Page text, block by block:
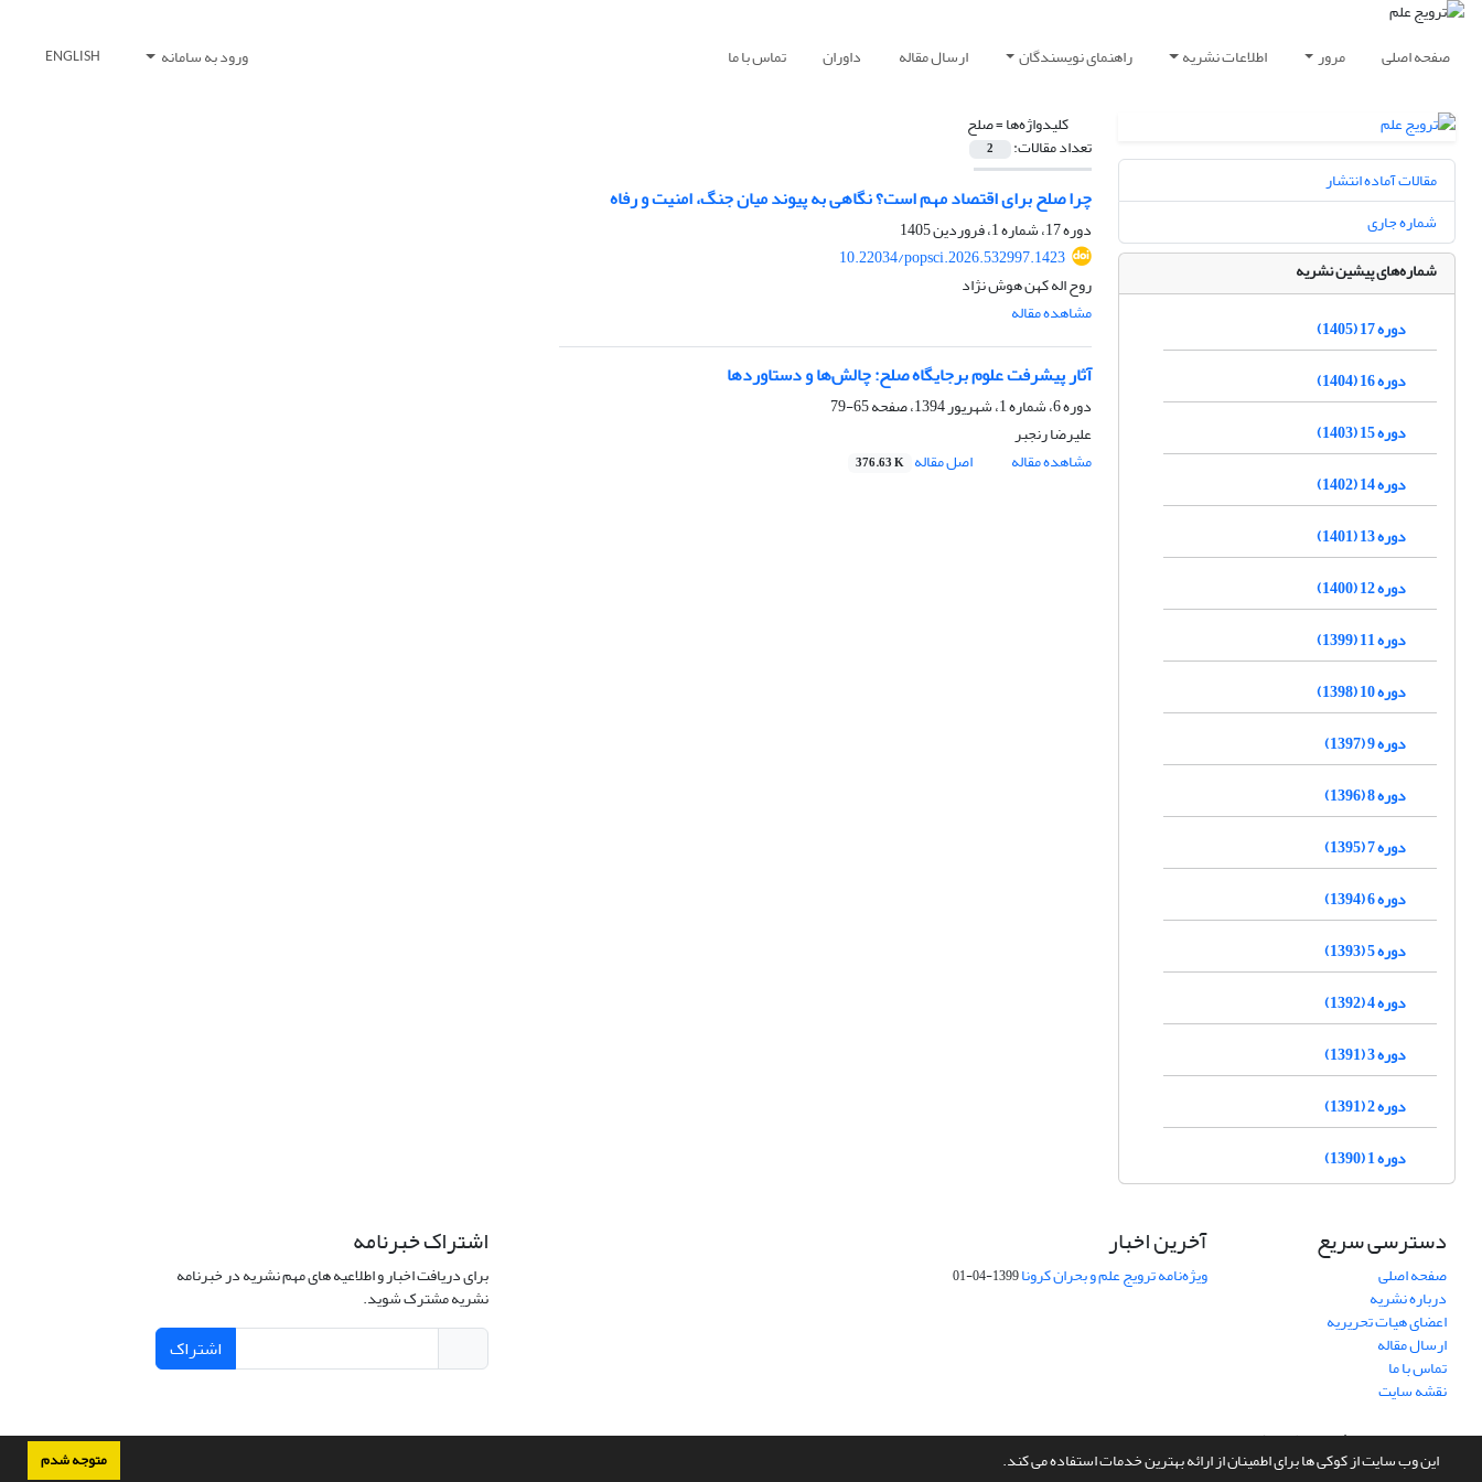
این وب سایت از کوکی ها برای اطمینان از ارائه بهترین خدمات استفاده می کند. متوجه شدم
صفحه اصلی مرور اطلاعات نشریه راهنمای نویسندگان ارسال مقاله داوران تماس با ما ورود به سامانه ENGLISH
کلیدواژه‌ها =صلح
تعداد مقالات: 2
چرا صلح برای اقتصاد مهم است؟ نگاهی به پیوند میان جنگ، امنیت و رفاه
دوره 17، شماره 1، فروردین 1405
10.22034/popsci.2026.532997.1423
روح اله کهن هوش نژاد
مشاهده مقاله
آثار پیشرفت علوم برجایگاه صلح: چالش‌ها و دستاوردها
دوره 6، شماره 1، شهریور 1394، صفحه
65-79
علیرضا رنجبر
مشاهده مقاله
اصل مقاله 376.63 K
مقالات آماده انتشار
شماره جاری
شماره‌های پیشین نشریه
دوره 17 (1405)
دوره 16 (1404)
دوره 15 (1403)
دوره 14 (1402)
دوره 13 (1401)
دوره 12 (1400)
دوره 11 (1399)
دوره 10 (1398)
دوره 9 (1397)
دوره 8 (1396)
دوره 7 (1395)
دوره 6 (1394)
دوره 5 (1393)
دوره 4 (1392)
دوره 3 (1391)
دوره 2 (1391)
دوره 1 (1390)
دسترسی سریع
صفحه اصلی
درباره نشریه
اعضای هیات تحریریه
ارسال مقاله
تماس با ما
نقشه سایت
آخرین اخبار
ویژه‌نامه ترویج علم و بحران کرونا1399-04-01
اشتراک خبرنامه
برای دریافت اخبار و اطلاعیه های مهم نشریه در خبرنامه
نشریه مشترک شوید.
اشتراک
سامانه مدیریت نشریات علمی.طراحی و پیاده سازی ازسیناوب